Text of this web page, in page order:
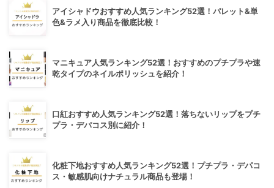
アイシャドウおすすめ人気ランキング52選！パレット&単
色&ラメ入り商品を徹底比較！
マニキュア人気ランキング52選！おすすめのプチプラや速
乾タイプのネイルポリッシュを紹介！
口紅おすすめ人気ランキング52選！落ちないリップをプチ
プラ・デパコス別に紹介！
化粧下地おすすめ人気ランキング52選！プチプラ・デパコ
ス・敏感肌向けナチュラル商品も登場！